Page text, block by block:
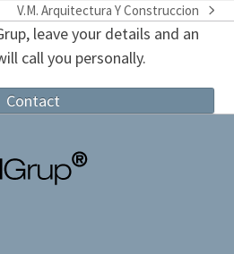
next
post:
V.M. Arquitectura Y Construccion
leave your details and an
call you personally.
Contact